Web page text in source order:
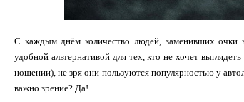
С каждым днём количество людей, заменивших очки
удобной альтернативой для тех, кто не хочет
ношении), не зря они пользуются популярностью у
важно зрение? Да!